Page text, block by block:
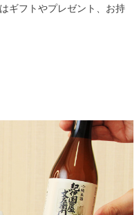
ギフトやプレゼント、お持